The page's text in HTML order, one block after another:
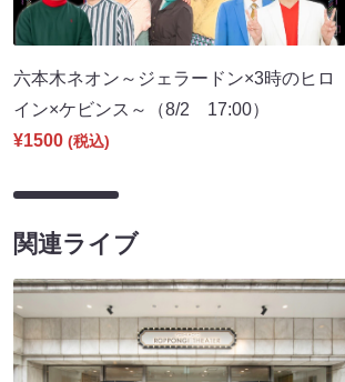
六本木ネオン～ジェラードン×3時のヒロ
イン×ケビンス～（8/2 17:00）
¥1500 (税込)
関連ライブ